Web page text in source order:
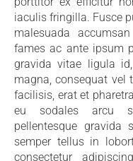
iaculis fringilla. Fusce
malesuada
fames ac ante ipsum
gravida vitae ligula
magna, consequat vel
facilisis, erat et
eu sodales arcu
pellentesque gravida
semper tellus in
consectetur